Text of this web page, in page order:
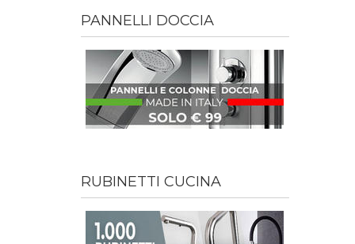
PANNELLI DOCCIA
RUBINETTI CUCINA